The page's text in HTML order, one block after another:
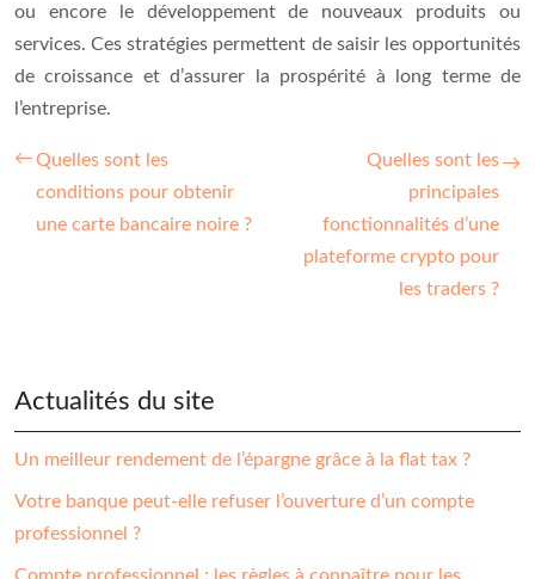
ou encore le développement de nouveaux produits ou
services. Ces stratégies permettent de saisir les opportunités
de croissance et d’assurer la prospérité à long terme de
l’entreprise.
Quelles sont les
conditions pour obtenir
une carte bancaire noire ?
Quelles sont les
principales
fonctionnalités d’une
plateforme crypto pour
les traders ?
Actualités du site
Un meilleur rendement de l’épargne grâce à la flat tax ?
Votre banque peut-elle refuser l’ouverture d’un compte
professionnel ?
Compte professionnel : les règles à connaître pour les